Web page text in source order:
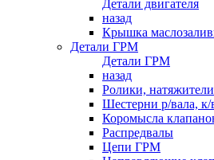
Детали двигателя
назад
Крышка
Детали ГРМ
Детали ГРМ
назад
Ролики, натяжители
Шестерни р/вала, к/
Коромысла
Распредвалы
Цепи ГРМ